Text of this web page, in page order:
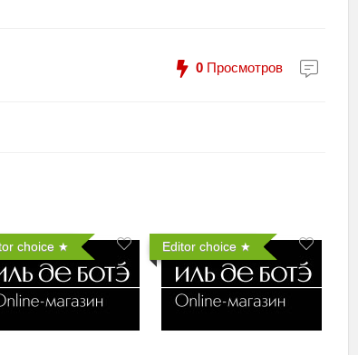
0 Просмотров
choice Editor choice